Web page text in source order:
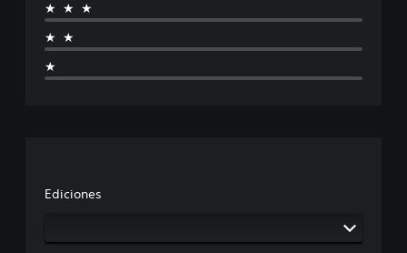
★★★
★★
★
Ediciones